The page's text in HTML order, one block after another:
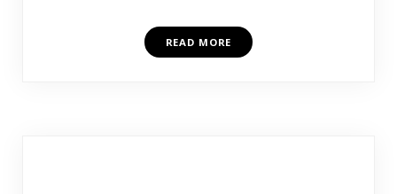
READ MORE